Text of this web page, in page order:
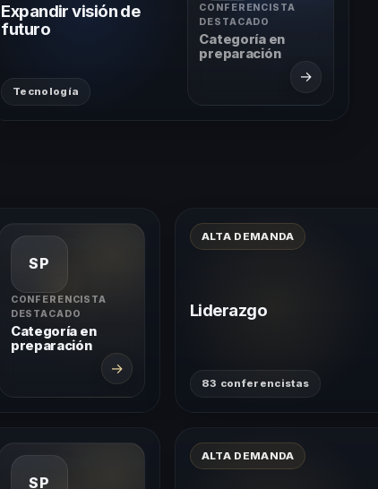
Expandir visión de
futuro
Tecnología
CONFERENCISTA
DESTACADO
Categoría en
preparación
→
SP
CONFERENCISTA
DESTACADO
Categoría en
preparación
→
ALTA DEMANDA
Liderazgo
83 conferencistas
SP
ALTA DEMANDA